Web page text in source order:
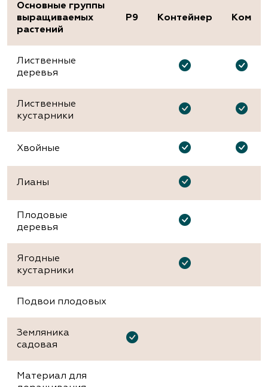
Основные группы
выращиваемых
растений
P9 Контейнер Ком
Лиственные
деревья
Лиственные
кустарники
Хвойные
Лианы
Плодовые
деревья
Ягодные
кустарники
Подвои плодовых
Земляника
садовая
Материал для